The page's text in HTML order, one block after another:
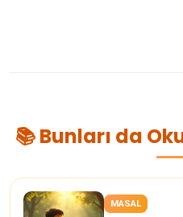
📚 Bunları da
MASAL